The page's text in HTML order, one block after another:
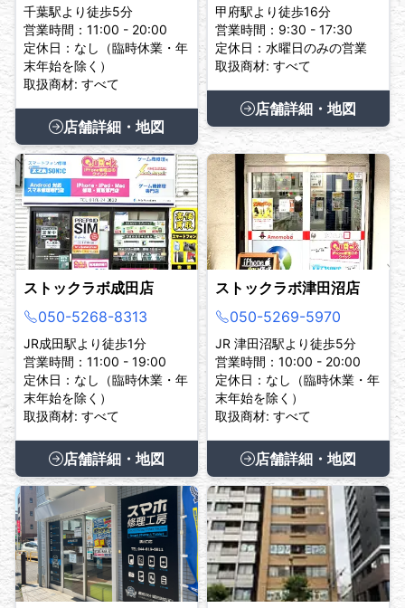
千葉駅より徒歩5分
営業時間：11:00 - 20:00
定休日：なし（臨時休業・年
末年始を除く）
取扱商材: すべて
店舗詳細・地図
甲府駅より徒歩16分
営業時間：9:30 - 17:30
定休日：水曜日のみの営業
取扱商材: すべて
店舗詳細・地図
ストックラボ成田店
050-5268-8313
JR成田駅より徒歩1分
営業時間：11:00 - 19:00
定休日：なし（臨時休業・年
末年始を除く）
取扱商材: すべて
店舗詳細・地図
ストックラボ津田沼店
050-5269-5970
JR 津田沼駅より徒歩5分
営業時間：10:00 - 20:00
定休日：なし（臨時休業・年
末年始を除く）
取扱商材: すべて
店舗詳細・地図